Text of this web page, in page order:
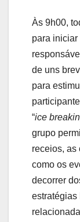
Às 9h00,
para
de uns
para
“ice
grupo
receios, as
como os
decorrer
estratégias